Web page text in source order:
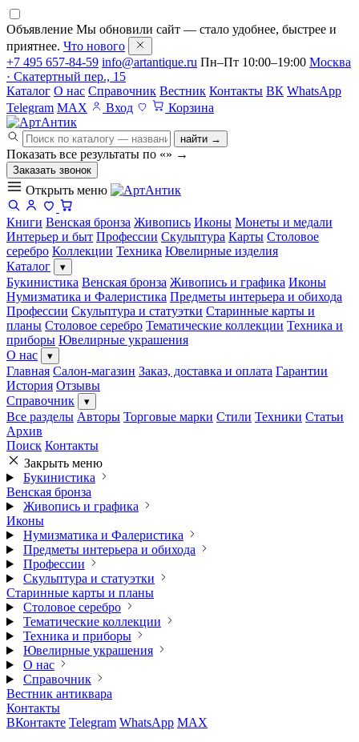
Объявление Мы обновили сайт — стало удобнее, быстрее и
приятнее. Что нового
+7 495 657-84-59 info@artantique.ru Пн–Пт 10:00–19:00 Москва
· Скатертный пер., 15
Каталог О нас Справочник Вестник Контакты ВК WhatsApp
Telegram MAX Вход Корзина
найти →
Показать все результаты по «» →
Заказать звонок
Открыть меню
Книги Венская бронза Живопись Иконы Монеты и медали
Интерьер и быт Профессии Скульптура Карты Столовое
серебро Коллекции Техника Ювелирные изделия
Каталог
▾
Букинистика Венская бронза Живопись и графика Иконы
Нумизматика и Фалеристика Предметы интерьера и обихода
Профессии Скульптура и статуэтки Старинные карты и
планы Столовое серебро Тематические коллекции Техника и
приборы Ювелирные украшения
О нас
▾
Главная Салон-магазин Заказ, доставка и оплата Гарантии
История Отзывы
Справочник
▾
Все разделы Авторы Торговые марки Стили Техники Статьи
Архив
Поиск Контакты
Закрыть меню
Букинистика
Венская бронза
Живопись и графика
Иконы
Нумизматика и Фалеристика
Предметы интерьера и обихода
Профессии
Скульптура и статуэтки
Старинные карты и планы
Столовое серебро
Тематические коллекции
Техника и приборы
Ювелирные украшения
О нас
Справочник
Вестник антиквара
Контакты
ВКонтакте Telegram WhatsApp MAX